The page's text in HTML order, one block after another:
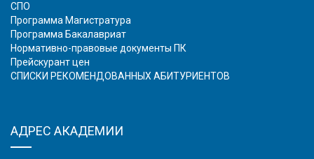
СПО
Программа Магистратура
Программа Бакалавриат
Нормативно-правовые документы ПК
Прейскурант цен
СПИСКИ РЕКОМЕНДОВАННЫХ АБИТУРИЕНТОВ
АДРЕС АКАДЕМИИ